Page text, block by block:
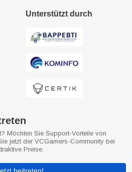
Unterstützt durch
Möchten Sie Support-Vorteile von
jetzt der VCGamers-Community bei
Preise.